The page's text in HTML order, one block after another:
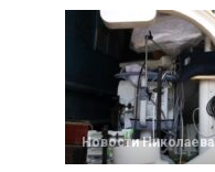
Новости Николаева